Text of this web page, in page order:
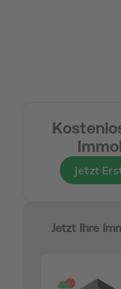
Jetzt
Jetzt Ihre